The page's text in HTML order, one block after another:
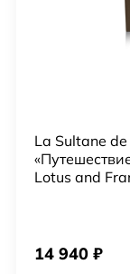
La Sultane
Lotus and
14 940 ₽